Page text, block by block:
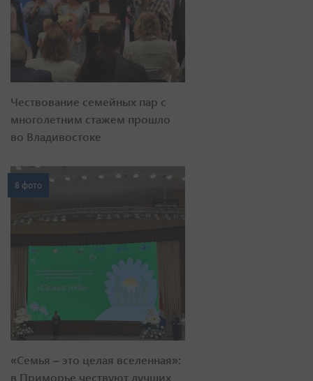
Чествование семейных пар с
многолетним стажем прошло
во Владивостоке
8 фото
«Семья – это целая вселенная»:
в Приморье чествуют лучших